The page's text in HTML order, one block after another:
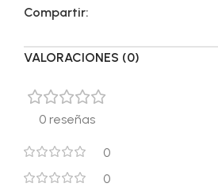
Compartir:
VALORACIONES (0)
0 reseñas
0
0